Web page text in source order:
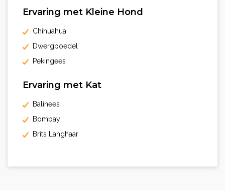
Ervaring met Kleine Hond
Chihuahua
Dwergpoedel
Pekingees
Ervaring met Kat
Balinees
Bombay
Brits Langhaar